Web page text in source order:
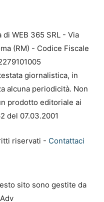
WEB 365 SRL - Via
(RM) - Codice Fiscale
giornalistica, in
alcuna periodicità. Non
prodotto editoriale ai
del 07.03.2001
riservati - Contattaci
sito sono gestite da